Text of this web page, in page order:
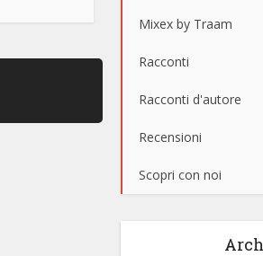
Mixex by Traam
Racconti
Racconti d'autore
Recensioni
Scopri con noi